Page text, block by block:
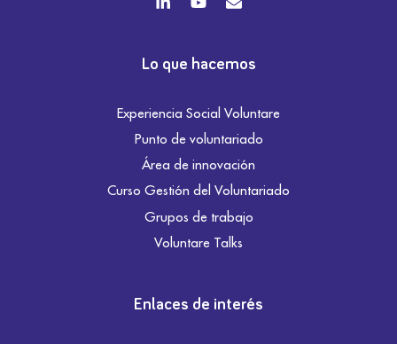
Lo que hacemos
Experiencia Social Voluntare
Punto de voluntariado
Área de innovación
Curso Gestión del Voluntariado
Grupos de trabajo
Voluntare Talks
Enlaces de interés